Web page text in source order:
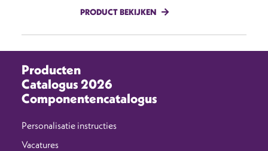
PRODUCT BEKIJKEN
Producten
Catalogus 2026
Componentencatalogus
Personalisatie instructies
Vacatures